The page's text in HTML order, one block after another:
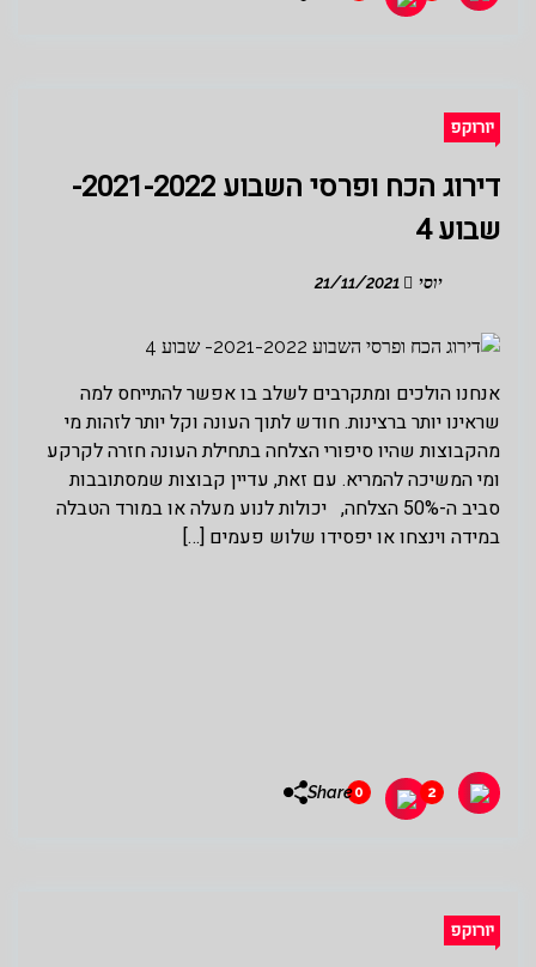
יורוקפ
דירוג הכח ופרסי השבוע 2021-2022-
שבוע 4
יוסי
אנחנו הולכים ומתקרבים לשלב בו אפשר להתייחס למה
שראינו יותר ברצינות. חודש לתוך העונה וקל יותר לזהות מי
מהקבוצות שהיו סיפורי הצלחה בתחילת העונה חזרה לקרקע
ומי המשיכה להמריא. עם זאת, עדיין קבוצות שמסתובבות
סביב ה-50% הצלחה, יכולות לנוע מעלה או במורד הטבלה
במידה וינצחו או יפסידו שלוש פעמים […]
2
0
Share
יורוקפ